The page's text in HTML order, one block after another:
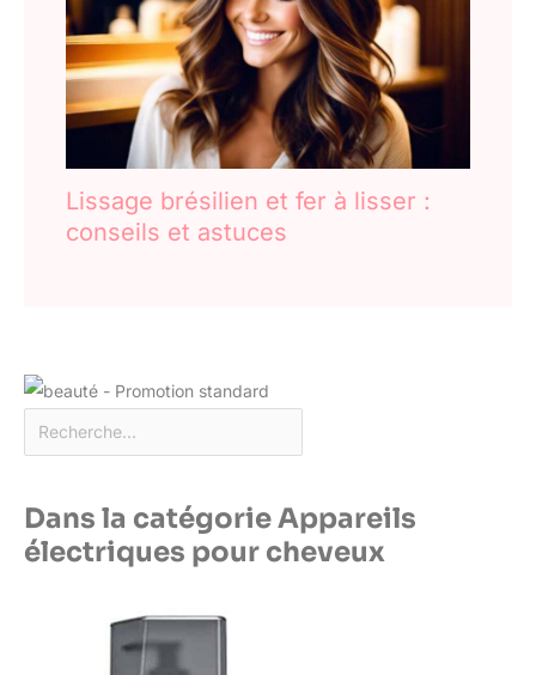
Lissage brésilien et fer à lisser :
conseils et astuces
Dans la catégorie Appareils
électriques pour cheveux